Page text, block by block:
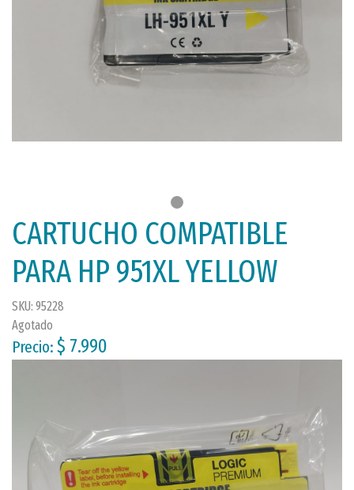
CARTUCHO COMPATIBLE
PARA HP 951XL YELLOW
SKU: 95228
Agotado
Precio: $ 7.990